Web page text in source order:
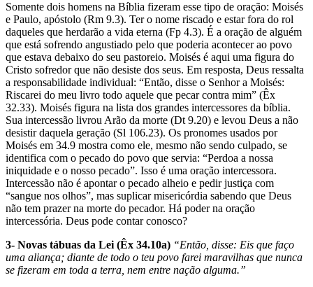
Somente dois homens na Bíblia fizeram esse tipo de oração: Moisés
e Paulo, apóstolo (Rm 9.3). Ter o nome riscado e estar fora do rol
daqueles que herdarão a vida eterna (Fp 4.3). É a oração de alguém
que está sofrendo angustiado pelo que poderia acontecer ao povo
que estava debaixo do seu pastoreio. Moisés é aqui uma figura do
Cristo sofredor que não desiste dos seus. Em resposta, Deus ressalta
a responsabilidade individual: “Então, disse o Senhor a Moisés:
Riscarei do meu livro todo aquele que pecar contra mim” (Êx
32.33). Moisés figura na lista dos grandes intercessores da bíblia.
Sua intercessão livrou Arão da morte (Dt 9.20) e levou Deus a não
desistir daquela geração (Sl 106.23). Os pronomes usados por
Moisés em 34.9 mostra como ele, mesmo não sendo culpado, se
identifica com o pecado do povo que servia: “Perdoa a nossa
iniquidade e o nosso peca­do”. Isso é uma oração intercessora.
Intercessão não é apontar o pecado alheio e pedir justiça com
“sangue nos olhos”, mas suplicar misericórdia sabendo que Deus
não tem prazer na morte do pecador. Há poder na oração
intercessória. Deus pode contar conosco?
3- Novas tábuas da Lei (Êx 34.10a) “Então, disse: Eis que faço
uma aliança; diante de todo o teu povo farei maravilhas que nunca
se fizeram em toda a terra, nem entre nação alguma.”